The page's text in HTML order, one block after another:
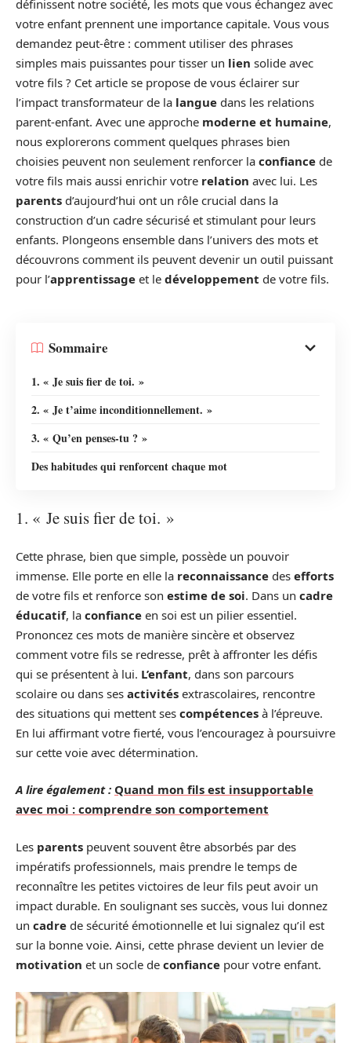
définissent notre société, les mots que vous échangez avec
votre enfant prennent une importance capitale. Vous vous
demandez peut-être : comment utiliser des phrases
simples mais puissantes pour tisser un lien solide avec
votre fils ? Cet article se propose de vous éclairer sur
l’impact transformateur de la langue dans les relations
parent-enfant. Avec une approche moderne et humaine,
nous explorerons comment quelques phrases bien
choisies peuvent non seulement renforcer la confiance de
votre fils mais aussi enrichir votre relation avec lui. Les
parents d’aujourd’hui ont un rôle crucial dans la
construction d’un cadre sécurisé et stimulant pour leurs
enfants. Plongeons ensemble dans l’univers des mots et
découvrons comment ils peuvent devenir un outil puissant
pour l’apprentissage et le développement de votre fils.
Sommaire
1. « Je suis fier de toi. »
2. « Je t’aime inconditionnellement. »
3. « Qu’en penses-tu ? »
Des habitudes qui renforcent chaque mot
1. « Je suis fier de toi. »
Cette phrase, bien que simple, possède un pouvoir
immense. Elle porte en elle la reconnaissance des efforts
de votre fils et renforce son estime de soi. Dans un cadre
éducatif, la confiance en soi est un pilier essentiel.
Prononcez ces mots de manière sincère et observez
comment votre fils se redresse, prêt à affronter les défis
qui se présentent à lui. L’enfant, dans son parcours
scolaire ou dans ses activités extrascolaires, rencontre
des situations qui mettent ses compétences à l’épreuve.
En lui affirmant votre fierté, vous l’encouragez à poursuivre
sur cette voie avec détermination.
A lire également : Quand mon fils est insupportable
avec moi : comprendre son comportement
Les parents peuvent souvent être absorbés par des
impératifs professionnels, mais prendre le temps de
reconnaître les petites victoires de leur fils peut avoir un
impact durable. En soulignant ses succès, vous lui donnez
un cadre de sécurité émotionnelle et lui signalez qu’il est
sur la bonne voie. Ainsi, cette phrase devient un levier de
motivation et un socle de confiance pour votre enfant.